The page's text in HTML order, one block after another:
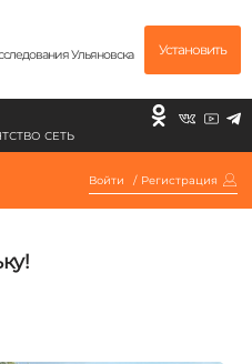
Ульяновска Установить
СЕТЬ
Войти / Регистрация